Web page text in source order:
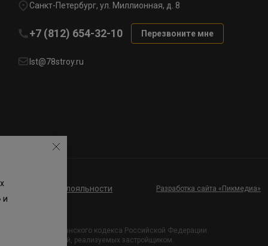
Санкт-Петербург, ул. Миллионная, д. 8
+7 (812) 654-32-10 Перезвоните мне
lst@78stroy.ru
к программе лояльности Разработка сайта «Пикмедиа»
437 Гражданского кодекса Российской Федерации.
проектных решений, реализуемых застройщиком.
и